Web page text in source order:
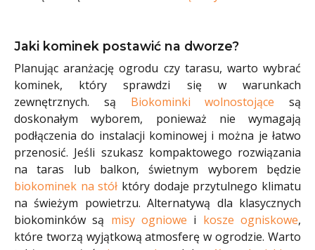
Jaki kominek postawić na dworze?
Planując aranżację ogrodu czy tarasu, warto wybrać
kominek, który sprawdzi się w warunkach
zewnętrznych. są Biokominki wolnostojące są
doskonałym wyborem, ponieważ nie wymagają
podłączenia do instalacji kominowej i można je łatwo
przenosić. Jeśli szukasz kompaktowego rozwiązania
na taras lub balkon, świetnym wyborem będzie
biokominek na stół który dodaje przytulnego klimatu
na świeżym powietrzu. Alternatywą dla klasycznych
biokominków są misy ogniowe i kosze ogniskowe,
które tworzą wyjątkową atmosferę w ogrodzie. Warto